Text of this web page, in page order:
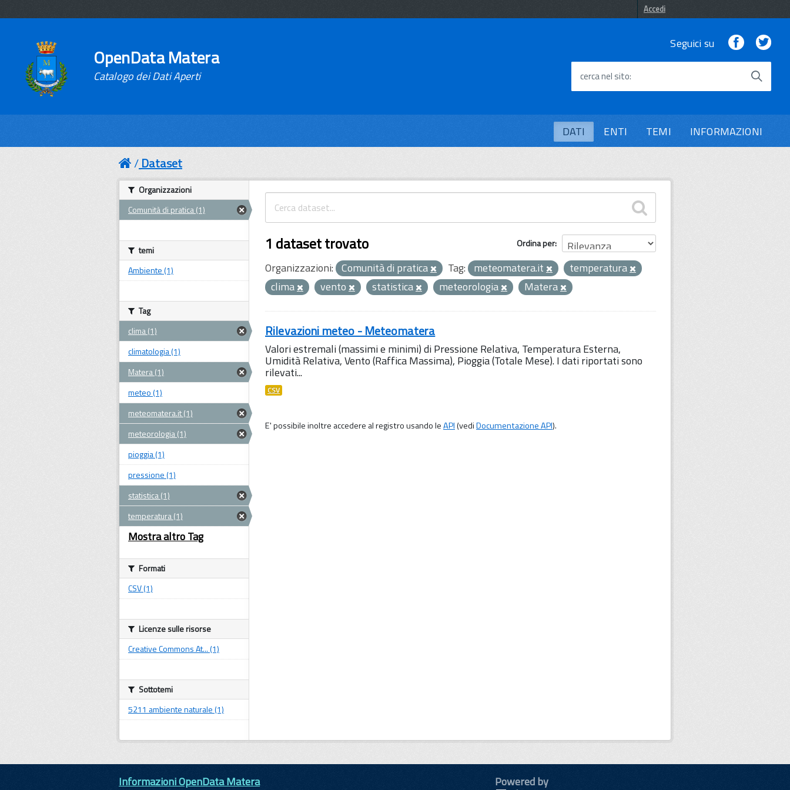
Accedi
OpenData Matera
Catalogo dei Dati Aperti
Seguici su Facebook
cerca nel sito
DATI ENTI TEMI INFORMAZIONI
Dataset
Ordina per
1 dataset trovato
Organizzazioni: Comunità di pratica Tag: meteomatera.it
temperatura
clima
vento statistica meteorologia Matera
Rilevazioni meteo - Meteomatera
Valori estremali (massimi e minimi) di Pressione Relativa, Temperatura Esterna,
Umidità Relativa, Vento (Raffica Massima), Pioggia (Totale Mese). I dati riportati sono
rilevati...
CSV
E' possibile inoltre accedere al registro usando leAPI(vediDocumentazione API).
Organizzazioni
Comunità di pratica (1)
temi
Ambiente (1)
Tag
clima (1)
climatologia (1)
Matera (1)
meteo (1)
meteomatera.it (1)
meteorologia (1)
pioggia (1)
pressione (1)
statistica (1)
temperatura (1)
Mostra altro Tag
Formati
CSV (1)
Licenze sulle risorse
Creative Commons At... (1)
Sottotemi
5211 ambiente naturale (1)
Informazioni OpenData Matera
Powered by